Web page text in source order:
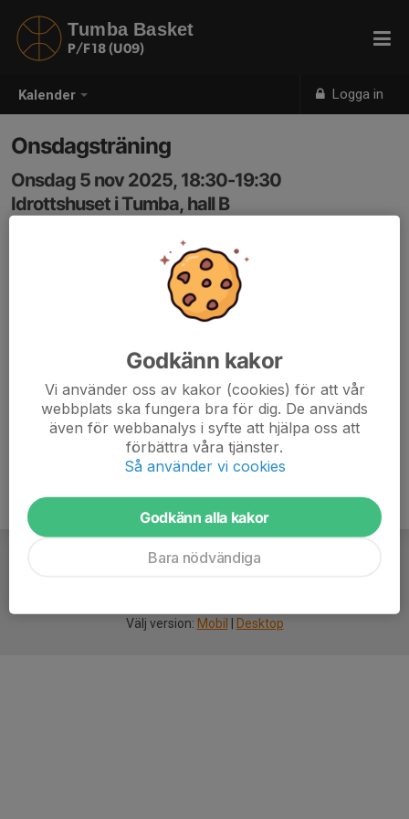
Kalender Logga in
Tumba Basket
P/F18 (U09)
Onsdagsträning
Onsdag 5 nov 2025, 18:30-19:30
Idrottshuset i Tumba, hall B
Glöm inte inneskor, bekväma kläder samt vattenflaska.
Välj version: Mobil Desktop
Godkänn kakor
Vi använder oss av kakor (cookies) för att vår
webbplats ska fungera bra för dig. De används
även för webbanalys i syfte att hjälpa oss att
förbättra våra tjänster.
Så använder vi cookies
Godkänn alla kakor
Bara nödvändiga